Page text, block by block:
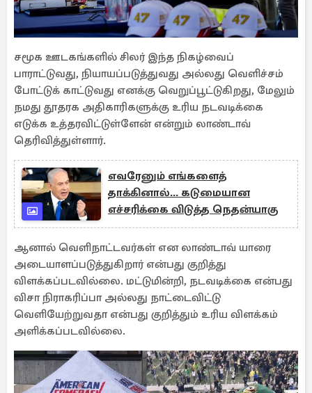
சமூக ஊடகங்களில் சிலர் இந்த நிகழ்வைப்
பாராட்டுவது, நியாயப்படுத்துவது அல்லது வெளிச்சம்
போட்டுக் காட்டுவது எனக்கு வெறுப்பூட்டுகிறது, மேலும்
நமது தூதரக அதிகாரிகளுக்கு உரிய நடவடிக்கை
எடுக்க உத்தரவிட்டுள்ளேன் என்றும் லாண்டாவ்
தெரிவித்துள்ளார்.
எவரேனும் எங்களைத்
தாக்கினால்... கடுமையான
எச்சரிக்கை விடுத்த நெதன்யாகு
ஆனால் வெளிநாட்டவர்கள் என லாண்டாவ் யாரை
அடையாளப்படுத்துகிறார் என்பது குறித்து
விளக்கப்படவில்லை. மட்டுமின்றி, நடவடிக்கை என்பது
விசா நிராகரிப்பா அல்லது நாட்டைவிட்டு
வெளியேற்றுவதா என்பது குறித்தும் உரிய விளக்கம்
அளிக்கப்படவில்லை.